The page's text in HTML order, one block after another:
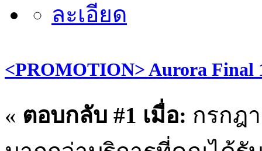
<PROMOTION> Aurora
« ตอบกลับ #1 เมื่อ: กรกฎ